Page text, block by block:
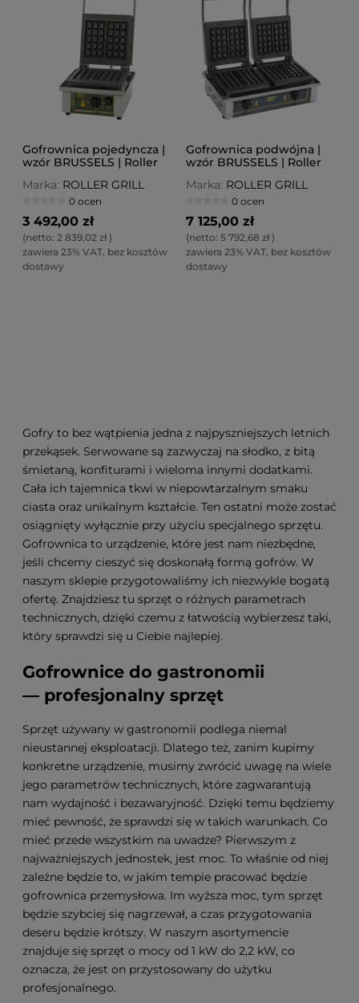
Gofrownica pojedyncza |
wzór BRUSSELS | Roller
Marka: ROLLER GRILL
0 ocen
3 492,00 zł
(netto: 2 839,02 zł)
zawiera 23% VAT, bez kosztów
dostawy
Gofrownica podwójna |
wzór BRUSSELS | Roller
Marka: ROLLER GRILL
0 ocen
7 125,00 zł
(netto: 5 792,68 zł)
zawiera 23% VAT, bez kosztów
dostawy
Gofry to bez wątpienia jedna z najpyszniejszych letnich
przekąsek. Serwowane są zazwyczaj na słodko, z bitą
śmietaną, konfiturami i wieloma innymi dodatkami.
Cała ich tajemnica tkwi w niepowtarzalnym smaku
ciasta oraz unikalnym kształcie. Ten ostatni może zostać
osiągnięty wyłącznie przy użyciu specjalnego sprzętu.
Gofrownica to urządzenie, które jest nam niezbędne,
jeśli chcemy cieszyć się doskonałą formą gofrów. W
naszym sklepie przygotowaliśmy ich niezwykle bogatą
ofertę. Znajdziesz tu sprzęt o różnych parametrach
technicznych, dzięki czemu z łatwością wybierzesz taki,
który sprawdzi się u Ciebie najlepiej.
Gofrownice do gastronomii
— profesjonalny sprzęt
Sprzęt używany w gastronomii podlega niemal
nieustannej eksploatacji. Dlatego też, zanim kupimy
konkretne urządzenie, musimy zwrócić uwagę na wiele
jego parametrów technicznych, które zagwarantują
nam wydajność i bezawaryjność. Dzięki temu będziemy
mieć pewność, że sprawdzi się w takich warunkach. Co
mieć przede wszystkim na uwadze? Pierwszym z
najważniejszych jednostek, jest moc. To właśnie od niej
zależne będzie to, w jakim tempie pracować będzie
gofrownica przemysłowa. Im wyższa moc, tym sprzęt
będzie szybciej się nagrzewał, a czas przygotowania
deseru będzie krótszy. W naszym asortymencie
znajduje się sprzęt o mocy od 1 kW do 2,2 kW, co
oznacza, że jest on przystosowany do użytku
profesjonalnego.